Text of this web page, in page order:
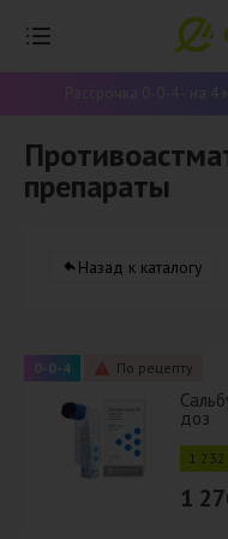
Рассрочка 0-0-4 - на
препараты
Назад к каталогу
0-0-4 По рецепту
доз
1
1